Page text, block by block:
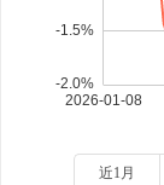
近1月